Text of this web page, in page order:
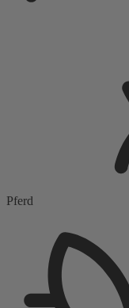
Pferd